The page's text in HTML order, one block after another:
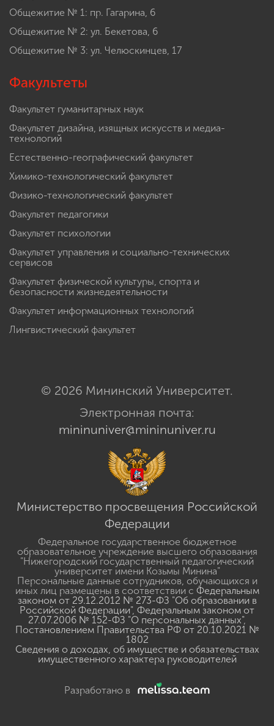
Общежитие № 1: пр. Гагарина, 6
Общежитие № 2: ул. Бекетова, 6
Общежитие № 3: ул. Челюскинцев, 17
Факультеты
Факультет гуманитарных наук
Факультет дизайна, изящных искусств и медиа-
технологий
Естественно-географический факультет
Химико-технологический факультет
Физико-технологический факультет
Факультет педагогики
Факультет психологии
Факультет управления и социально-технических
сервисов
Факультет физической культуры, спорта и
безопасности жизнедеятельности
Факультет информационных технологий
Лингвистический факультет
© 2026 Мининский Университет.
Электронная почта:
mininuniver@mininuniver.ru
Министерство просвещения Российской
Федерации
Федеральное государственное бюджетное
образовательное учреждение высшего образования
"Нижегородский государственный педагогический
университет имени Козьмы Минина"
Персональные данные сотрудников, обучающихся и
иных лиц размещены в соответствии с Федеральным
законом от 29.12.2012 № 273-ФЗ "Об образовании в
Российской Федерации", Федеральным законом от
27.07.2006 № 152-ФЗ "О персональных данных",
Постановлением Правительства РФ от 20.10.2021 №
1802
Сведения о доходах, об имуществе и обязательствах
имущественного характера руководителей
Разработано в